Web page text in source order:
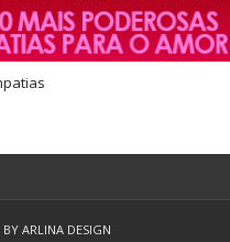
BY ARLINA DESIGN